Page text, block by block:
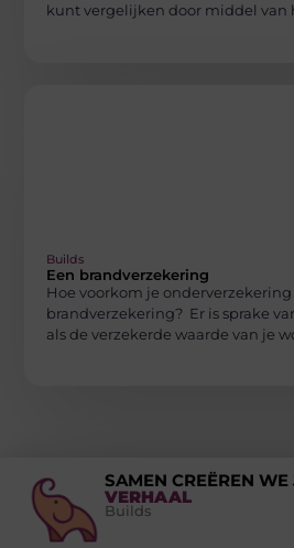
kunt vergelijken door middel van
Builds
Een brandverzekering
Hoe voorkom je
brandverzekering? Er is sprake
als de verzekerde waarde van je
SAMEN CREËREN
VERHAAL
Builds